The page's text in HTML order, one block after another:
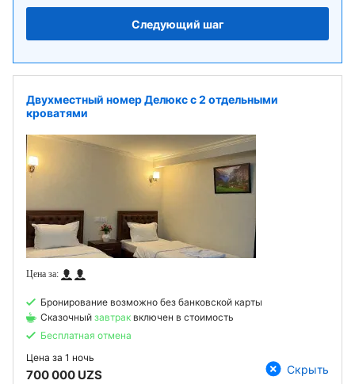
Следующий шаг
Двухместный номер Делюкс с 2 отдельными
кроватями
Бронирование возможно без банковской карты
Сказочный завтрак включен в стоимость
Бесплатная отмена
Цена за 1 ночь
700 000 UZS Скрыть